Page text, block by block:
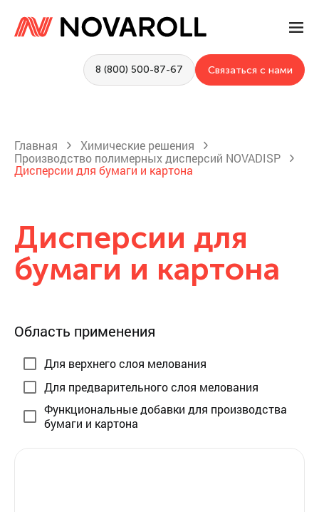
8 (800) 500-87-67 Связаться с нами
Главная
Химические решения
Производство полимерных дисперсий NOVADISP
Дисперсии для бумаги и картона
Дисперсии для
бумаги и картона
Область применения
Для верхнего слоя мелования
Для предварительного слоя мелования
Функциональные добавки для производства
бумаги и картона